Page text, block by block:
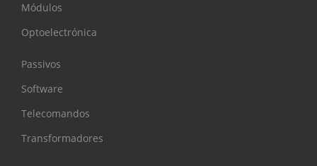
Módulos
Optoelectrónica
Passivos
Software
Telecomandos
Transformadores